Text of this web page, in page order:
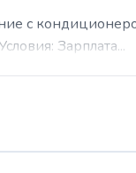
с
Зарплата...